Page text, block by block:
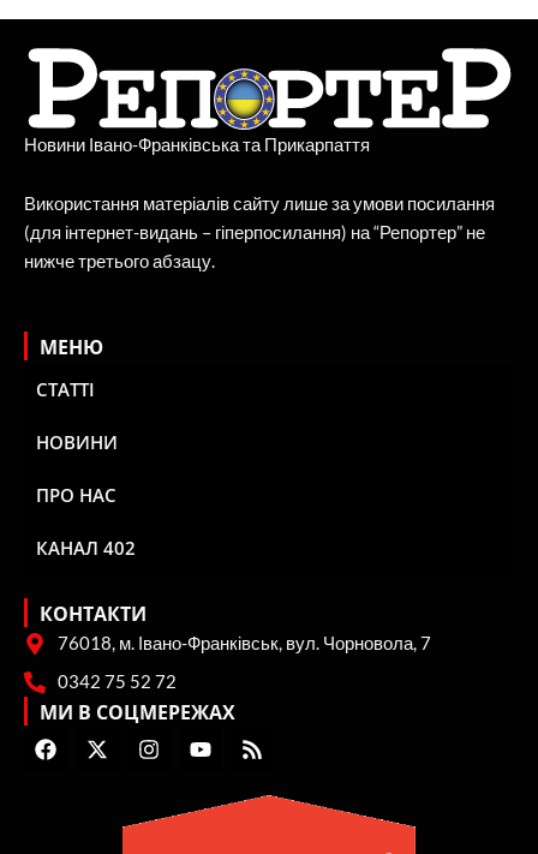
Новини Івано-Франківська та Прикарпаття
Використання матеріалів сайту лише за умови посилання
(для інтернет-видань – гіперпосилання) на “Репортер” не
нижче третього абзацу.
МЕНЮ
СТАТТІ
НОВИНИ
ПРО НАС
КАНАЛ 402
КОНТАКТИ
76018, м. Івано-Франківськ, вул. Чорновола, 7
0342 75 52 72
МИ В СОЦМЕРЕЖАХ
F
a
X
-
I
n
a
Y
o
t
R
s